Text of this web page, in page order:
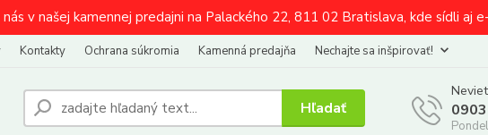
v našej kamennej predajni na Palackého 22, 811 02 Bratislava, kde sídli aj
Kontakty Ochrana súkromia Kamenná predajňa Nechajte sa inšpirovať!
Hľadať